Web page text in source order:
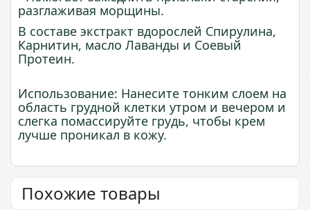
разглаживая морщины.
В составе экстракт вдорослей Спирулина,
Карнитин, масло Лаванды и Соевый
Протеин.
Использование: Нанесите тонким слоем на
область грудной клетки утром и вечером и
слегка помассируйте грудь, чтобы крем
лучше проникал в кожу.
Похожие товары